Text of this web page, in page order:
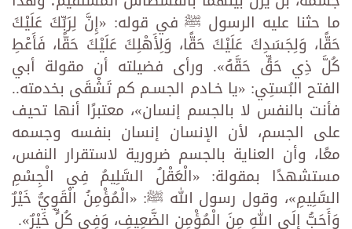
ما حثنا ‏عليه الرسول ‏ﷺ في قوله: «إِنَّ لِرَبِّكَ عَلَيْكَ
حَقًّا، وَلِجَسَدِكَ ‏عَلَيْكَ حَقًّا، وَلِأَهْلِكَ عَلَيْكَ حَقًّا، فَأَعْطِ
كُلَّ ذِي حَقٍّ حَقَّهُ». ورأى فضيلته أن مقولة أبي
الفتح البُستِي: «يا ‏خـادم الجسـم كم تَشْقَى بخدمته..
فأنت بالنفس لا بالجسم إنسان»، معتبرًا أنها تحيف
على الجسم، لأن ‏الإنسان إنسان بنفسه وجسمه
معًا، وأن العناية بالجسم ضرورية لاستقرار النفس،
مستشهدًا بمقولة: «الْعَقْلُ ‏السَّلِيمُ فِي الْجِسْمِ
السَّلِيمِ»، وقول رسول الله ﷺ: «الْمُؤْمِنُ الْقَوِيُّ خَيْرٌ
وَأَحَبُّ إِلَى اللهِ مِنَ الْمُؤْمِنِ الضَّعِيفِ، ‏وَفِي كُلٍّ خَيْرٌ».‏